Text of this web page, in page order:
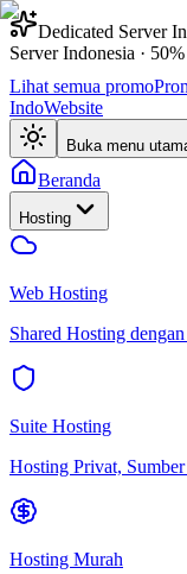
Dedicated Server
Server Indonesia · 50%
Lihat semua promo
IndoWebsite
Buka menu
Beranda
Hosting
Web Hosting
Shared Hosting
Suite Hosting
Hosting Privat,
Hosting Murah